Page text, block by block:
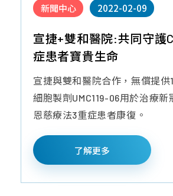
新聞中心 2022-02-09
宣捷+雙和醫院:共同守護
症患者寶貴生命
宣捷與雙和醫院合作，無償提供
細胞製劑UMC119-06用於治療新
恩慈療法3重症患者康復。
了解更多